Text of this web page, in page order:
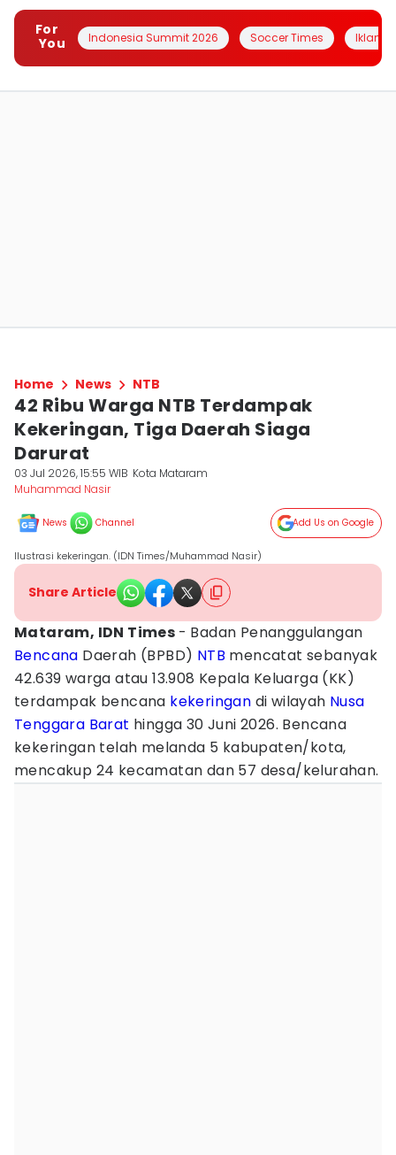
For
You
Indonesia Summit 2026 Soccer Times Iklanin
Home News NTB
42 Ribu Warga NTB Terdampak
Kekeringan, Tiga Daerah Siaga
Darurat
03 Jul 2026, 15:55 WIB Kota Mataram
Muhammad Nasir
News Channel Add Us on Google
Ilustrasi kekeringan. (IDN Times/Muhammad Nasir)
Share Article
​Mataram, IDN Times - Badan Penanggulangan
Bencana Daerah (BPBD) NTB mencatat sebanyak
42.639 warga atau 13.908 Kepala Keluarga (KK)
terdampak bencana kekeringan di wilayah Nusa
Tenggara Barat hingga 30 Juni 2026. Bencana
kekeringan telah melanda 5 kabupaten/kota,
mencakup 24 kecamatan dan 57 desa/kelurahan.